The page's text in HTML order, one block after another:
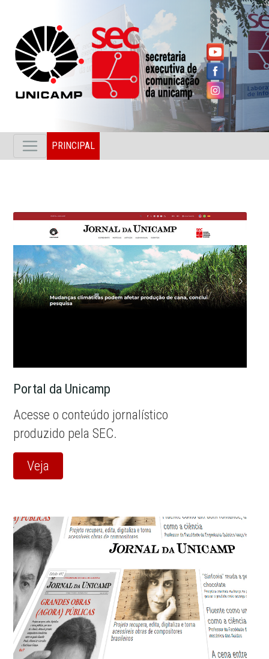
PRINCIPAL
Portal da Unicamp
Acesse o conteúdo jornalístico
produzido pela SEC.
Veja